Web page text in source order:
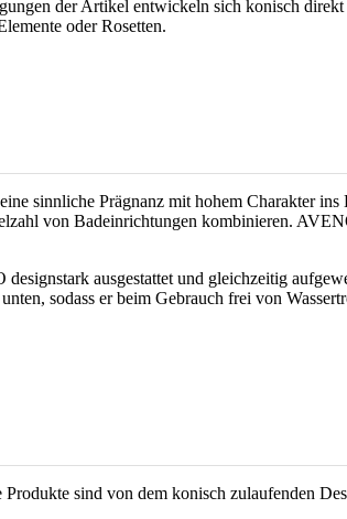
der Artikel entwickeln sich konisch
oder Rosetten.
sinnliche Prägnanz mit hohem Charakter
von Badeinrichtungen kombinieren.
ausgestattet und gleichzeitig
sodass er beim Gebrauch frei von
sind von dem konisch zulaufenden